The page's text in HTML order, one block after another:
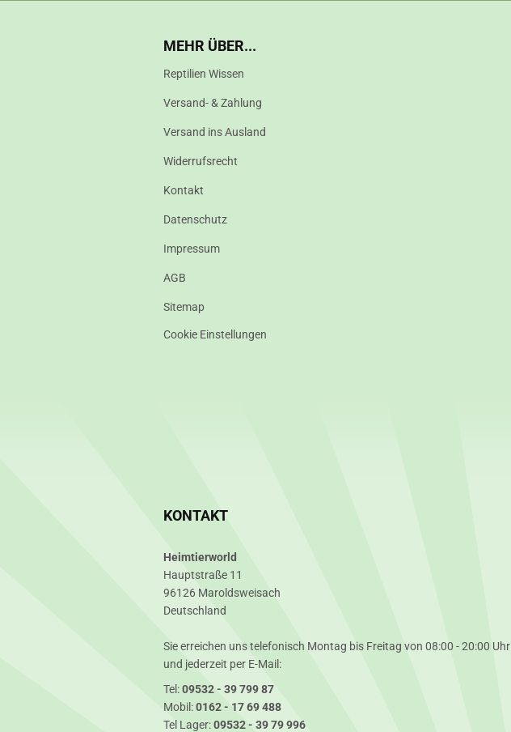
MEHR ÜBER...
Reptilien Wissen
Versand- & Zahlung
Versand ins Ausland
Widerrufsrecht
Kontakt
Datenschutz
Impressum
AGB
Sitemap
Cookie Einstellungen
KONTAKT
Heimtierworld
Hauptstraße 11
96126 Maroldsweisach
Deutschland
Sie erreichen uns telefonisch Montag bis Freitag von 08:00 - 20:00 Uhr
und jederzeit per E-Mail:
Tel:09532 - 39 799 87
Mobil:0162 - 17 69 488
Tel Lager:09532 - 39 79 996